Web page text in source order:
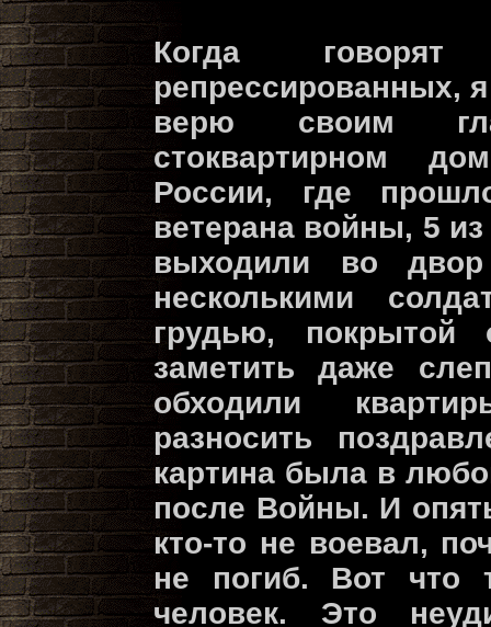
Когда
репрессированных,
верю своим
стоквартирном
России, где
ветерана войны, 5
выходили во
несколькими
грудью,
заметить даже
обходили
разносить
картина была в
после Войны. И
кто-то не воевал,
не погиб. Вот что
человек. Это